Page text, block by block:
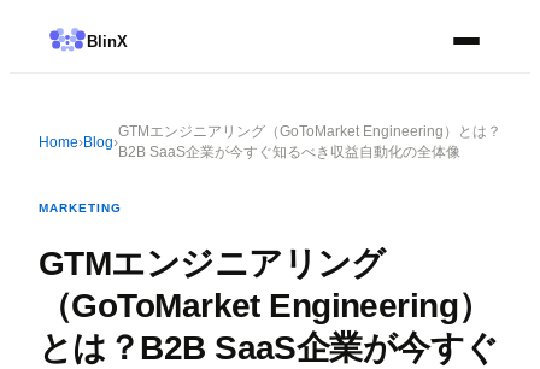
BlinX
Home›Blog›
GTMエンジニアリング（GoToMarket Engineering）とは？
B2B SaaS企業が今すぐ知るべき収益自動化の全体像
MARKETING
GTMエンジニアリング
（GoToMarket Engineering）
とは？B2B SaaS企業が今すぐ